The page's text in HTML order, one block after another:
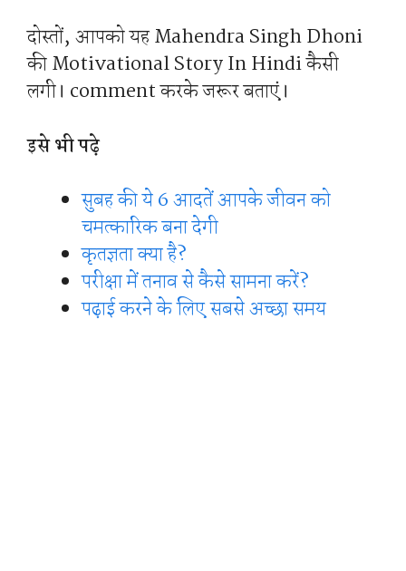
दोस्तों, आपको यह Mahendra Singh Dhoni
की Motivational Story In Hindi कैसी
लगी। comment करके जरूर बताएं।
इसे भी पढ़े
सुबह की ये 6 आदतें आपके जीवन को
चमत्कारिक बना देगी
कृतज्ञता क्या है?
परीक्षा में तनाव से कैसे सामना करें?
पढ़ाई करने के लिए सबसे अच्छा समय